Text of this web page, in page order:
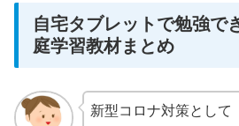
自宅タブレットで勉強で
庭学習教材まとめ
新型コロナ対策として